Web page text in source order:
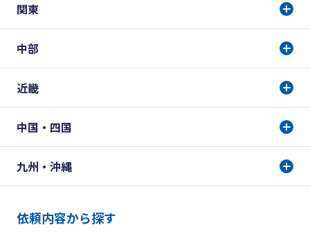
関東
中部
近畿
中国・四国
九州・沖縄
依頼内容から探す